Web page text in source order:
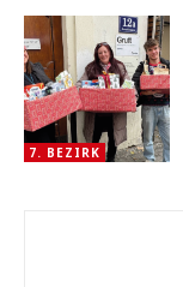
7. BEZIRK